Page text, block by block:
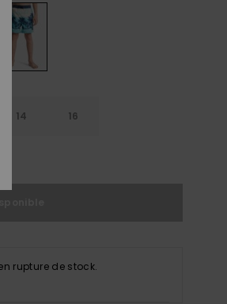
14 16
rupture de stock.